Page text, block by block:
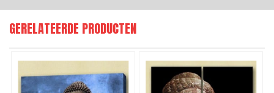
GERELATEERDE PRODUCTEN